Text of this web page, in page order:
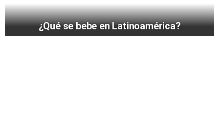
¿Qué se bebe en Latinoamérica?